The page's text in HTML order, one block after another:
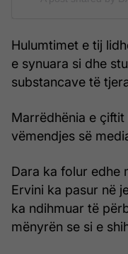
Hulumtimet e tij
e synuara si dhe
substancave të
Marrëdhënia e
vëmendjes së
Dara ka folur edhe
Ervini ka pasur në
ka ndihmuar të
mënyrën se si e